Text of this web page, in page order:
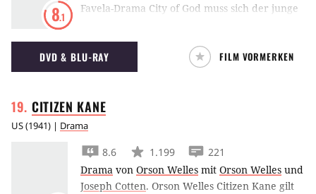
8.1
Favela-Drama City of God muss sich der junge
zwischen Bandenkriegen und Armut sein
eigenes Leben aufbauen.
DVD & BLU-RAY FILM VORMERKEN
CITIZEN KANE
US(1941) | Drama
8.6 1.199
221
Drama von Orson Welles mit Orson Welles und
Joseph Cotten. Orson Welles Citizen Kane gilt